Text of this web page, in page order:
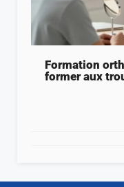
Formation
former aux